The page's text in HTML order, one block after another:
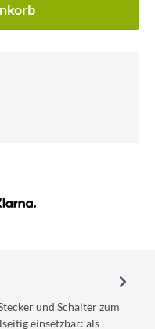
und Schalter zum
einsetzbar: als